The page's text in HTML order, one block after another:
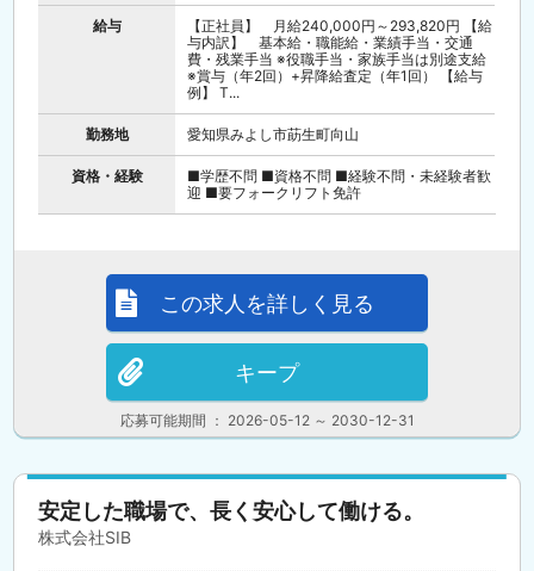
給与
【正社員】 月給240,000円～293,820円 【給
与内訳】 基本給・職能給・業績手当・交通
費・残業手当 ※役職手当・家族手当は別途支給
※賞与（年2回）+昇降給査定（年1回） 【給与
例】 T...
勤務地 愛知県みよし市莇生町向山
資格・経験
■学歴不問 ■資格不問 ■経験不問・未経験者歓
迎 ■要フォークリフト免許
応募可能期間 ： 2026-05-12 ～ 2030-12-31
この求人を詳しく見る
キープ
安定した職場で、長く安心して働ける。
株式会社SIB